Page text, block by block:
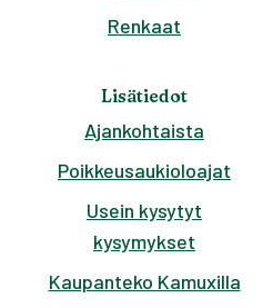
Renkaat
Lisätiedot
Ajankohtaista
Poikkeusaukioloajat
Usein kysytyt
kysymykset
Kaupanteko Kamuxilla